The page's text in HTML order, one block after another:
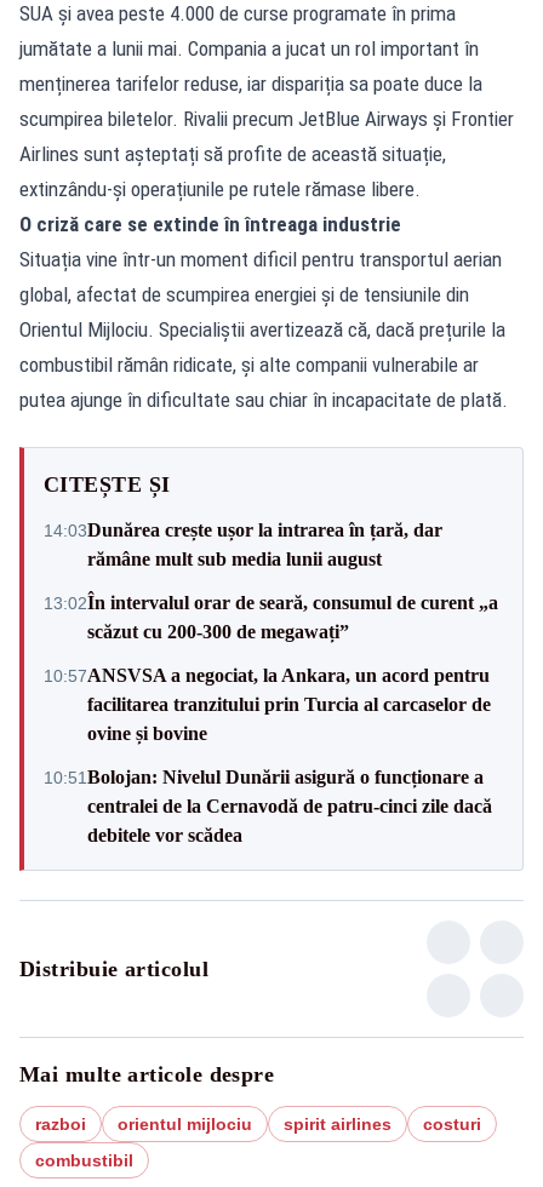
SUA și avea peste 4.000 de curse programate în prima
jumătate a lunii mai. Compania a jucat un rol important în
menținerea tarifelor reduse, iar dispariția sa poate duce la
scumpirea biletelor. Rivalii precum JetBlue Airways și Frontier
Airlines sunt așteptați să profite de această situație,
extinzându-și operațiunile pe rutele rămase libere.
O criză care se extinde în întreaga industrie
Situația vine într-un moment dificil pentru transportul aerian
global, afectat de scumpirea energiei și de tensiunile din
Orientul Mijlociu. Specialiștii avertizează că, dacă prețurile la
combustibil rămân ridicate, și alte companii vulnerabile ar
putea ajunge în dificultate sau chiar în incapacitate de plată.
CITEȘTE ȘI
14:03Dunărea crește ușor la intrarea în țară, dar
rămâne mult sub media lunii august
13:02În intervalul orar de seară, consumul de curent „a
scăzut cu 200-300 de megawați”
10:57ANSVSA a negociat, la Ankara, un acord pentru
facilitarea tranzitului prin Turcia al carcaselor de
ovine și bovine
10:51Bolojan: Nivelul Dunării asigură o funcționare a
centralei de la Cernavodă de patru-cinci zile dacă
debitele vor scădea
Distribuie articolul
Mai multe articole despre
razboi orientul mijlociu spirit airlines
costuri
combustibil